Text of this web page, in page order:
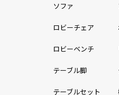
ソファ
ロビーチェア
ロビーベンチ
テーブル脚
テーブルセット